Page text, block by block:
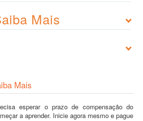
Mais
Mais
esperar o prazo de compensação do
a aprender. Inicie agora mesmo e pague